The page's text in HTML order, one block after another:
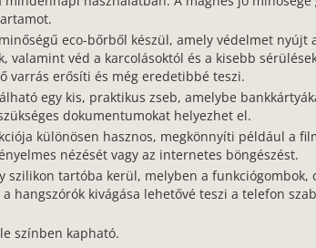
eco-bőrből készül, amely védelmet nyújt
valamint véd a karcolásoktól és a kisebb
varrás erősíti és még eredetibbé teszi.
egy kis, praktikus zseb, amelybe
dokumentumokat helyezhet el.
különösen hasznos, megkönnyíti például a
nézését vagy az internetes böngészést.
szilikon tartóba kerül, melyben a funkciógombok,
a hangszórók kivágása lehetővé teszi a telefon
színben kapható.